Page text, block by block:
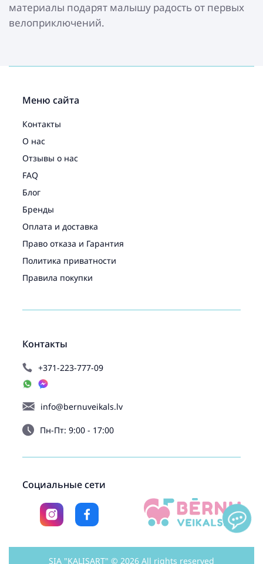
материалы подарят малышу радость от первых
велоприключений.
Контакты
+371-223-777-09
info@bernuveikals.lv
Пн-Пт: 9:00 - 17:00
Меню сайта
Контакты
О нас
Отзывы о нас
FAQ
Блог
Бренды
Оплата и доставка
Право отказа и Гарантия
Политика приватности
Правила покупки
Социальные сети
SIA "KALISART" © 2026 All rights reserved